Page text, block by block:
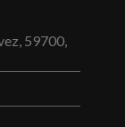
59700,